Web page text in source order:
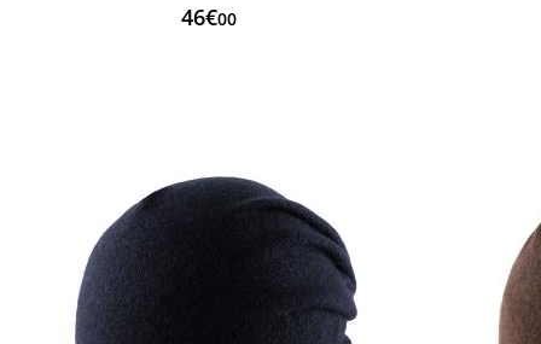
46€00